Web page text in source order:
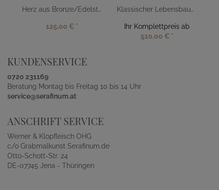
Herz aus Bronze/Edelstahl
125,00 € *
Klassischer Lebensbaum aus Bronze
Ihr Komplettpreis ab
510,00 € *
KUNDENSERVICE
0720 231169
Beratung Montag bis Freitag 10 bis 14 Uhr
service@serafinum.at
ANSCHRIFT SERVICE
Werner & Klopfleisch OHG
c/o Grabmalkunst Serafinum.de
Otto-Schott-Str. 24
DE-07745 Jena - Thüringen